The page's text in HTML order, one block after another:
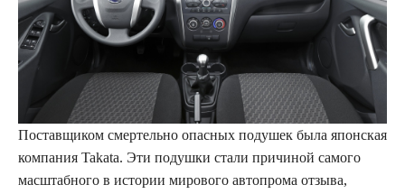
Поставщиком смертельно опасных подушек была японская
компания Takata. Эти подушки стали причиной самого
масштабного в истории мирового автопрома отзыва,